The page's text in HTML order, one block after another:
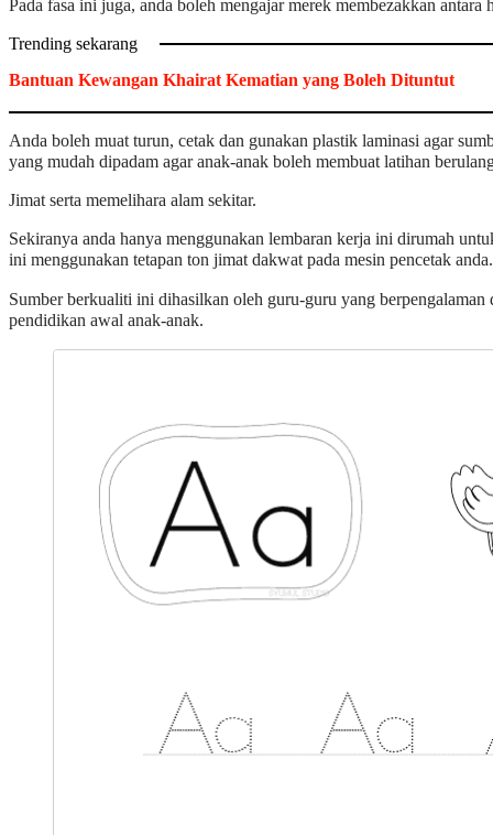
Pada fasa ini juga, anda boleh mengajar merek membezakkan antara
Trending sekarang
Bantuan Kewangan Khairat Kematian yang Boleh Dituntut
Anda boleh muat turun, cetak dan gunakan plastik laminasi agar
yang mudah dipadam agar anak-anak boleh membuat latihan
Jimat serta memelihara alam sekitar.
Sekiranya anda hanya menggunakan lembaran kerja ini dirumah
ini menggunakan tetapan ton jimat dakwat pada mesin pencetak anda.
Sumber berkualiti ini dihasilkan oleh guru-guru yang
pendidikan awal anak-anak.